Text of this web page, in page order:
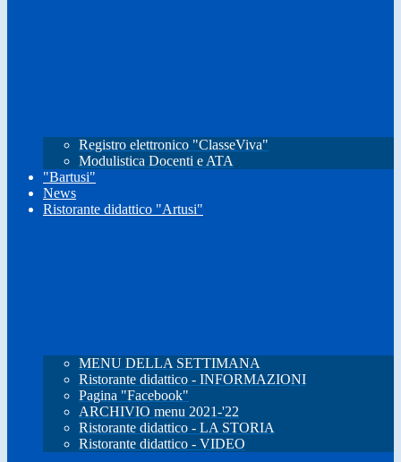
Registro elettronico "ClasseViva"
Modulistica Docenti e ATA
"Bartusi"
News
Ristorante didattico "Artusi"
MENU DELLA SETTIMANA
Ristorante didattico - INFORMAZIONI
Pagina "Facebook"
ARCHIVIO menu 2021-'22
Ristorante didattico - LA STORIA
Ristorante didattico - VIDEO